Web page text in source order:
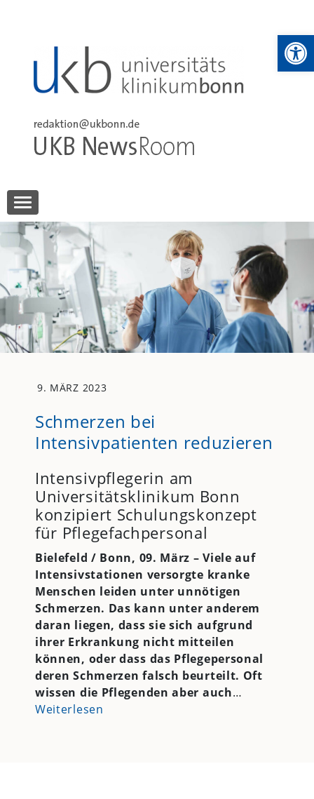
UKB NewsRoom
9. MÄRZ 2023
Schmerzen bei
Intensivpatienten reduzieren
Intensivpflegerin am
Universitätsklinikum Bonn
konzipiert Schulungskonzept
für Pflegefachpersonal
Bielefeld / Bonn, 09. März –Viele auf
Intensivstationen versorgte kranke
Menschen leiden unter unnötigen
Schmerzen. Das kann unter anderem
daran liegen, dass sie sich aufgrund
ihrer Erkrankung nicht mitteilen
können, oder dass das Pflegepersonal
deren Schmerzen falsch beurteilt. Oft
wissen die Pflegenden aber auch…
Weiterlesen